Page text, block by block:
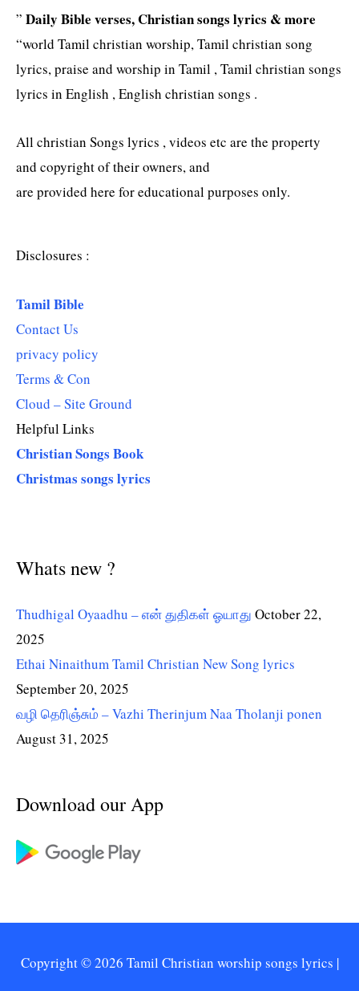
” Daily Bible verses, Christian songs lyrics & more
“world Tamil christian worship, Tamil christian song
lyrics, praise and worship in Tamil , Tamil christian songs
lyrics in English , English christian songs .
All christian Songs lyrics , videos etc are the property
and copyright of their owners, and
are provided here for educational purposes only.
Disclosures :
Tamil Bible
Contact Us
privacy policy
Terms & Con
Cloud – Site Ground
Helpful Links
Christian Songs Book
Christmas songs lyrics
Whats new ?
Thudhigal Oyaadhu – என் துதிகள் ஓயாது October 22,
2025
Ethai Ninaithum Tamil Christian New Song lyrics
September 20, 2025
வழி தெரிஞ்சும் – Vazhi Therinjum Naa Tholanji ponen
August 31, 2025
Download our App
Copyright © 2026 Tamil Christian worship songs lyrics |